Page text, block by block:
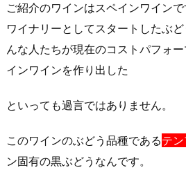
ご紹介のワインはスペインワイン
ワイナリーとしてスタートしたぶ
んな人たちが現在のコストパフォ
インワインを作り出した
といっても過言ではありません。
このワインのぶどう品種であるテ
ン固有の黒ぶどうなんです。